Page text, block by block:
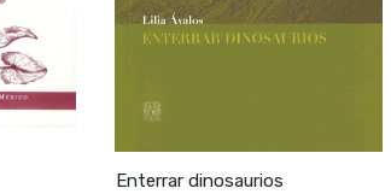
Enterrar dinosaurios